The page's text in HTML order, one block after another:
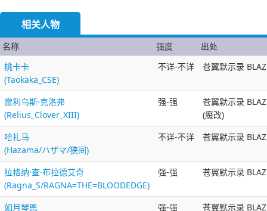
相关人物
名称 强度
出处
桃卡卡
(Taokaka_CSE)
不详-不详 苍翼默示录
雷利乌斯·克洛弗
(Relius_Clover_XIII)
强-强
苍翼默示录
(魔改)
哈扎马
(Hazama/ハザマ/狭间)
不详-不详 苍翼默示录
拉格纳·查·布拉德艾奇
(Ragna_S/RAGNA=THE=BLOODEDGE)
强-强 苍翼默示录
如月琴恩
强-强 苍翼默示录